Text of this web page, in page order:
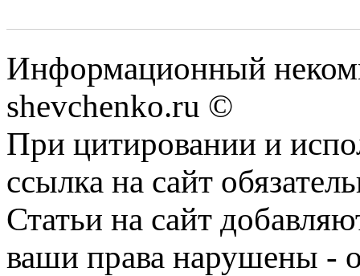
Информационный
shevchenko.ru ©
При цитировании и
ссылка на сайт
Статьи на сайт
ваши права нарушены -